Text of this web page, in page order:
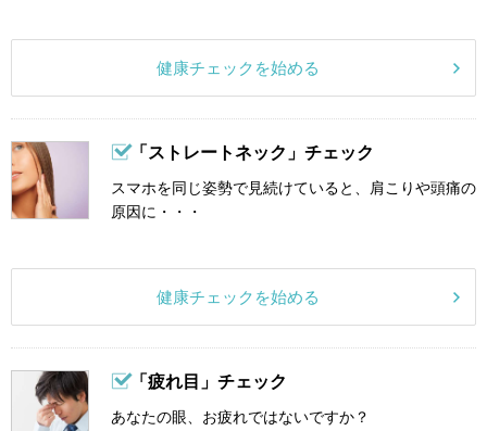
健康チェックを始める
「ストレートネック」チェック
スマホを同じ姿勢で見続けていると、肩こりや頭痛の
原因に・・・
健康チェックを始める
「疲れ目」チェック
あなたの眼、お疲れではないですか？